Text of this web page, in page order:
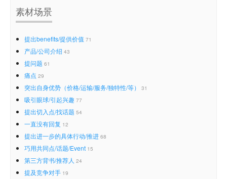
素材场景
提出benefits/提供价值 71
产品/公司介绍 43
提问题 61
痛点 29
突出自身优势（价格/运输/服务/独特性/等） 31
吸引眼球/引起兴趣 77
提出切入点/找话题 54
一直没有回复 12
提出进一步的具体行动/推进 68
巧用共同点/话题/Event 15
第三方背书/推荐人 24
提及竞争对手 19